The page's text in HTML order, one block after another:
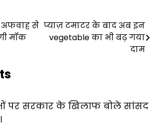
अफवाह से
मॉक
प्याज़ टमाटर के बाद अब इन
vegetable का भी बढ़ गया
दाम
पर सरकार के खिलाफ बोले सांसद